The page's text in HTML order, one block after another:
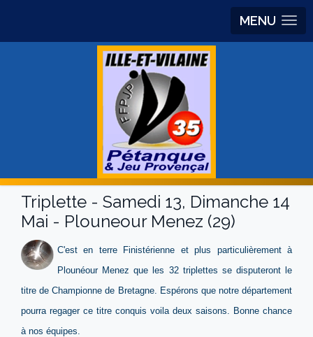
MENU
Triplette - Samedi 13, Dimanche 14
Mai - Plouneour Menez (29)
C'est en terre Finistérienne et plus particulièrement à
Plounéour Menez que les 32 triplettes se disputeront le
titre de Championne de Bretagne. Espérons que notre département
pourra regager ce titre conquis voila deux saisons. Bonne chance
à nos équipes.